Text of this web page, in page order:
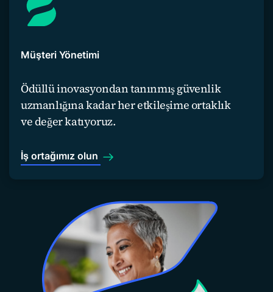
Müşteri Yönetimi
Ödüllü inovasyondan tanınmış güvenlik
uzmanlığına kadar her etkileşime ortaklık
ve değer katıyoruz.
İş ortağımız olun